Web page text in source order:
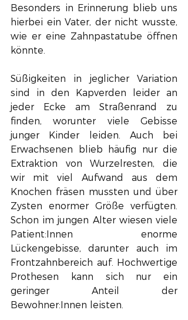
Besonders in Erinnerung blieb uns
hierbei ein Vater, der nicht wusste,
wie er eine Zahnpastatube öffnen
könnte.
Süßigkeiten in jeglicher Variation
sind in den Kapverden leider an
jeder Ecke am Straßenrand zu
finden, worunter viele Gebisse
junger Kinder leiden. Auch bei
Erwachsenen blieb häufig nur die
Extraktion von Wurzelresten, die
wir mit viel Aufwand aus dem
Knochen fräsen mussten und über
Zysten enormer Größe verfügten.
Schon im jungen Alter wiesen viele
Patient:Innen enorme
Lückengebisse, darunter auch im
Frontzahnbereich auf. Hochwertige
Prothesen kann sich nur ein
geringer Anteil der
Bewohner:Innen leisten.